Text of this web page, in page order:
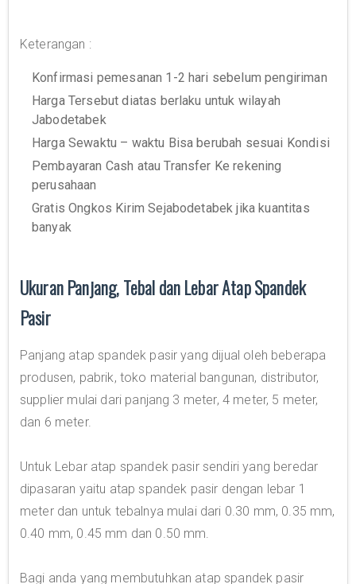
Keterangan :
Konfirmasi pemesanan 1-2 hari sebelum pengiriman
Harga Tersebut diatas berlaku untuk wilayah
Jabodetabek
Harga Sewaktu – waktu Bisa berubah sesuai Kondisi
Pembayaran Cash atau Transfer Ke rekening
perusahaan
Gratis Ongkos Kirim Sejabodetabek jika kuantitas
banyak
Ukuran Panjang, Tebal dan Lebar Atap Spandek
Pasir
Panjang atap spandek pasir yang dijual oleh beberapa
produsen, pabrik, toko material bangunan, distributor,
supplier mulai dari panjang 3 meter, 4 meter, 5 meter,
dan 6 meter.
Untuk Lebar atap spandek pasir sendiri yang beredar
dipasaran yaitu atap spandek pasir dengan lebar 1
meter dan untuk tebalnya mulai dari 0.30 mm, 0.35 mm,
0.40 mm, 0.45 mm dan 0.50 mm.
Bagi anda yang membutuhkan atap spandek pasir